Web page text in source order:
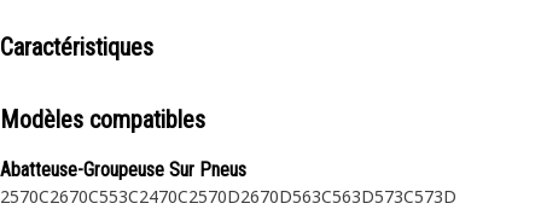
Caractéristiques
Modèles compatibles
Abatteuse-Groupeuse Sur Pneus
2570C2670C553C2470C2570D2670D563C563D573C573D